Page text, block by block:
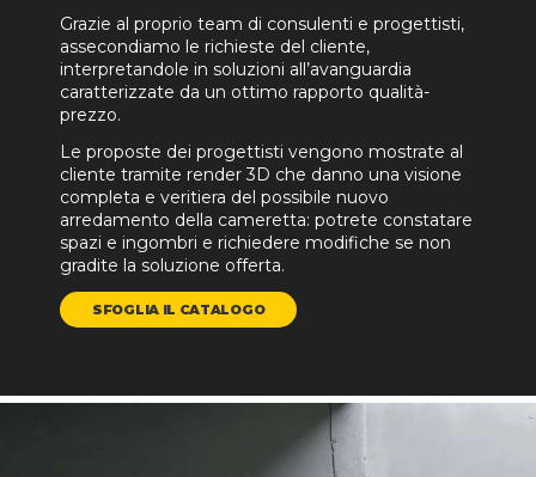
Grazie al proprio team di consulenti e progettisti,
assecondiamo le richieste del cliente,
interpretandole in soluzioni all’avanguardia
caratterizzate da un ottimo rapporto qualità-
prezzo.
Le proposte dei progettisti vengono mostrate al
cliente tramite render 3D che danno una visione
completa e veritiera del possibile nuovo
arredamento della cameretta: potrete constatare
spazi e ingombri e richiedere modifiche se non
gradite la soluzione offerta.
SFOGLIA IL CATALOGO